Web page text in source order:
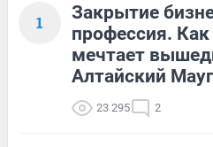
1
Закрытие
профессия.
мечтает
Алтайский
23 295 2